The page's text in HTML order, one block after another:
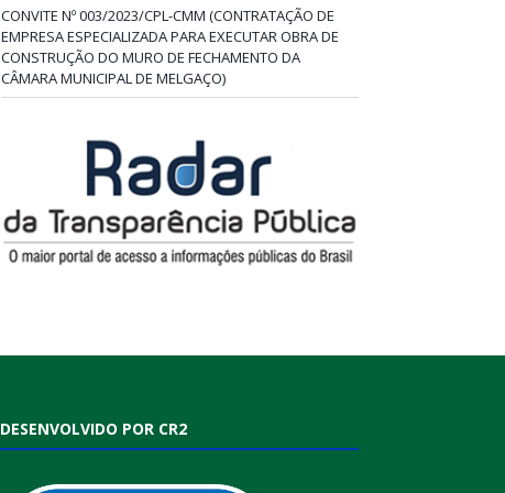
CONVITE Nº 003/2023/CPL-CMM (CONTRATAÇÃO DE
EMPRESA ESPECIALIZADA PARA EXECUTAR OBRA DE
CONSTRUÇÃO DO MURO DE FECHAMENTO DA
CÂMARA MUNICIPAL DE MELGAÇO)
DESENVOLVIDO POR CR2